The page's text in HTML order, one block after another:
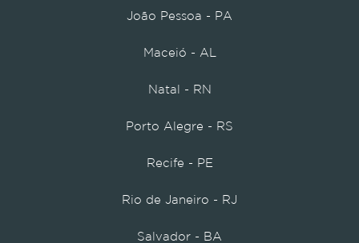
João Pessoa - PA
Maceió - AL
Natal - RN
Porto Alegre - RS
Recife - PE
Rio de Janeiro - RJ
Salvador - BA